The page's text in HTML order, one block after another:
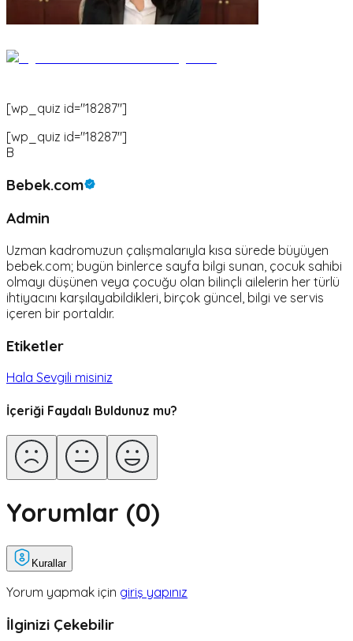
[wp_quiz id="18287"]
[wp_quiz id="18287"]
B
Bebek.com
Admin
Uzman kadromuzun çalışmalarıyla kısa sürede büyüyen
bebek.com; bugün binlerce sayfa bilgi sunan, çocuk sahibi
olmayı düşünen veya çocuğu olan bilinçli ailelerin her türlü
ihtiyacını karşılayabildikleri, birçok güncel, bilgi ve servis
içeren bir portaldır.
Etiketler
Hala Sevgili misiniz
İçeriği Faydalı Buldunuz mu?
Yorumlar (0)
Kurallar
Yorum yapmak için giriş yapınız
İlginizi Çekebilir